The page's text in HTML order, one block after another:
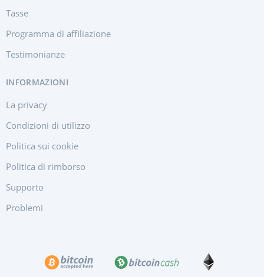
Tasse
Programma di affiliazione
Testimonianze
INFORMAZIONI
La privacy
Condizioni di utilizzo
Politica sui cookie
Politica di rimborso
Supporto
Problemi